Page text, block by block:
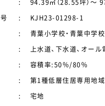
:
KJH23-01298-1
:
青葉小学校・青葉中学校
:
上水道、下水道、オール
:
容積率:50％/80％
:
第1種低層住居専用地域
:
宅地